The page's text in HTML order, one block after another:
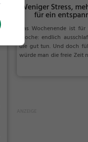
Weniger Stress,
für ein
Das Wochenende ist
Woche: endlich
die gut tun. Und doch
würde man die freie Zeit
aufzuholen –